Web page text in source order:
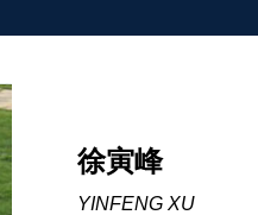
徐寅峰
YINFENG XU